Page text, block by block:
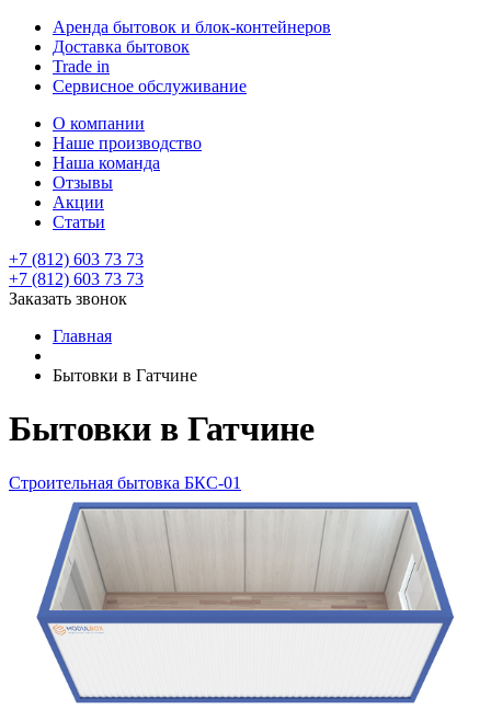
Аренда бытовок и блок-контейнеров
Доставка бытовок
Trade in
Сервисное обслуживание
О компании
Наше производство
Наша команда
Отзывы
Акции
Статьи
+7 (812) 603 73 73
+7 (812) 603 73 73
Заказать звонок
Главная
Бытовки в Гатчине
Бытовки в Гатчине
Строительная бытовка БКС-01